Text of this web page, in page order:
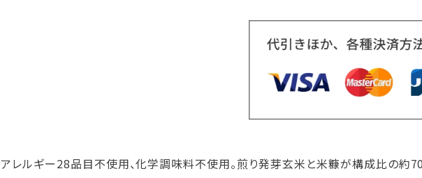
アレルギー28品目不使用、化学調味料不使用。煎り発芽玄米と米糠が構成比の約